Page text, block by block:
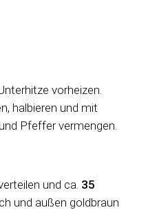
vorheizen.
halbieren und mit
Pfeffer vermengen.
und ca. 35
und außen goldbraun